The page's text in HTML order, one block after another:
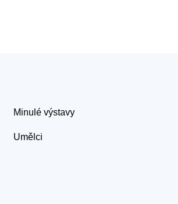
Minulé výstavy
Umělci